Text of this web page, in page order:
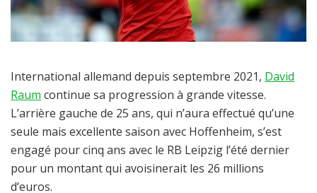
International allemand depuis septembre 2021, David
Raum continue sa progression à grande vitesse.
L’arrière gauche de 25 ans, qui n’aura effectué qu’une
seule mais excellente saison avec Hoffenheim, s’est
engagé pour cinq ans avec le RB Leipzig l’été dernier
pour un montant qui avoisinerait les 26 millions
d’euros.